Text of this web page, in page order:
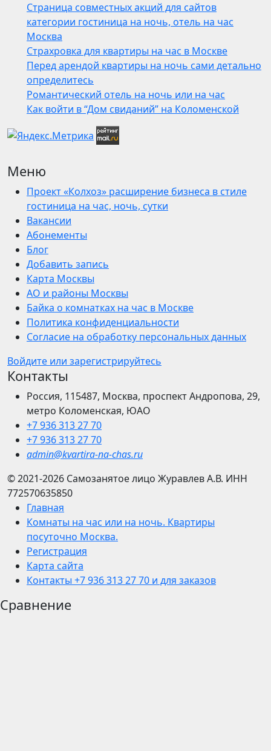
Страница совместных акций для сайтов
категории гостиница на ночь, отель на час
Москва
Страхровка для квартиры на час в Москве
Перед арендой квартиры на ночь сами детально
определитесь
Романтический отель на ночь или на час
Как войти в “Дом свиданий” на Коломенской
Меню
Проект «Колхоз» расширение бизнеса в стиле
гостиница на час, ночь, сутки
Вакансии
Абонементы
Блог
Добавить запись
Карта Москвы
АО и районы Москвы
Байка о комнатках на час в Москве
Политика конфиденциальности
Согласие на обработку персональных данных
Войдите или зарегистрируйтесь
Контакты
Россия, 115487, Москва, проспект Андропова, 29,
метро Коломенская, ЮАО
+7 936 313 27 70
+7 936 313 27 70
admin@kvartira-na-chas.ru
© 2021-2026 Самозанятое лицо Журавлев А.В. ИНН
772570635850
Главная
Комнаты на час или на ночь. Квартиры
посуточно Москва.
Регистрация
Карта сайта
Контакты +7 936 313 27 70 и для заказов
Сравнение